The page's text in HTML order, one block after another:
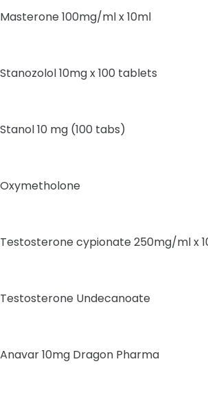
Masterone 100mg/ml x 10ml
Stanozolol 10mg x 100 tablets
Stanol 10 mg (100 tabs)
Oxymetholone
Testosterone cypionate 250mg/ml x
Testosterone Undecanoate
Anavar 10mg Dragon Pharma